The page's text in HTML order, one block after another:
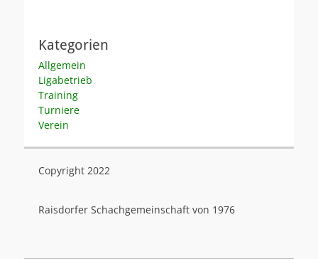
Kategorien
Allgemein
Ligabetrieb
Training
Turniere
Verein
Copyright 2022
Raisdorfer Schachgemeinschaft von 1976